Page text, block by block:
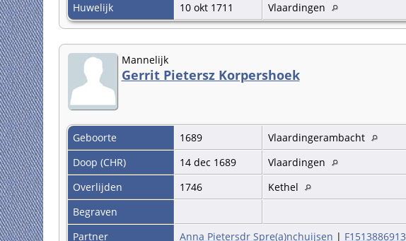
Huwelijk
10 okt 1711 Vlaardingen
Mannelijk
Gerrit Pietersz Korpershoek
Geboorte 1689
Vlaardingerambacht
Doop (CHR)
14 dec 1689
Vlaardingen
Overlijden
1746
Kethel
Begraven
Partner
Anna Pietersdr Spre(a)nchuijsen | F1513886913